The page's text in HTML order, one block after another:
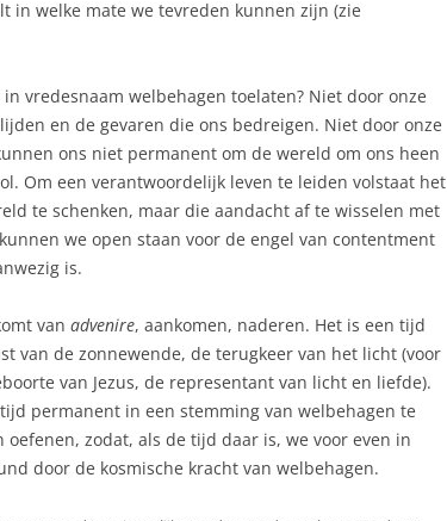
in welke mate we tevreden kunnen zijn (zie
vredesnaam welbehagen toelaten? Niet door onze
en de gevaren die ons bedreigen. Niet door onze
ons niet permanent om de wereld om ons heen
Om een verantwoordelijk leven te leiden volstaat het
te schenken, maar die aandacht af te wisselen met
we open staan voor de engel van contentment
is.
van advenire, aankomen, naderen. Het is een tijd
van de zonnewende, de terugkeer van het licht (voor
van Jezus, de representant van licht en liefde).
permanent in een stemming van welbehagen te
zodat, als de tijd daar is, we voor even in
door de kosmische kracht van welbehagen.